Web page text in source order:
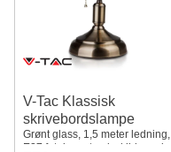
V-Tac Klassisk
skrivebordslampe
Grønt glass, 1,5 meter ledning,
E27 fatning, uten lyskilde maks.